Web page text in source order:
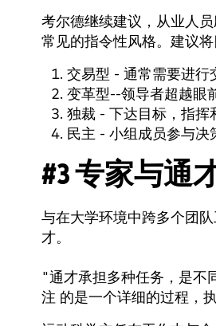
考尔德继续建议，从业人
常见的指令性风格。建议
交易型 - 通常需要进行
变革型--领导者超越眼
独裁 - 下达目标，指挥
民主 - 小组成员参与决
#3 专家与通
与在大学环境中跨多个团
才。
"通才承担多种任务，是不
注 的是一个详细的过程，